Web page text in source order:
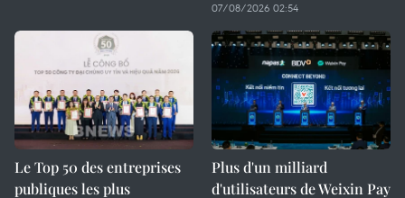
07/08/2026 02:54
Le Top 50 des entreprises
publiques les plus
Plus d'un milliard
d'utilisateurs de Weixin Pay